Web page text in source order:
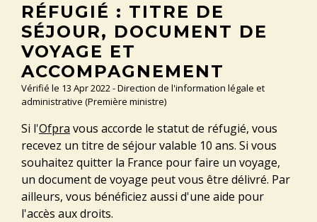
RÉFUGIÉ : TITRE DE
SÉJOUR, DOCUMENT DE
VOYAGE ET
ACCOMPAGNEMENT
Vérifié le 13 Apr 2022 - Direction de l'information légale et
administrative (Première ministre)
Si l'Ofpra vous accorde le statut de réfugié, vous
recevez un titre de séjour valable 10 ans. Si vous
souhaitez quitter la France pour faire un voyage,
un document de voyage peut vous être délivré. Par
ailleurs, vous bénéficiez aussi d'une aide pour
l'accès aux droits.